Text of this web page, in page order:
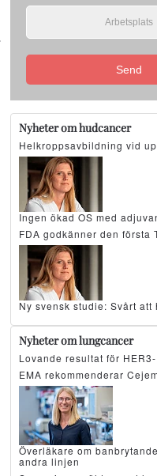
Send
Nyheter om hudcancer
Helkroppsavbildning vid
Ingen ökad OS med
FDA godkänner den första
Ny svensk studie: Svårt
Nyheter om lungcancer
Lovande resultat för
EMA rekommenderar
Överläkare om
andra linjen